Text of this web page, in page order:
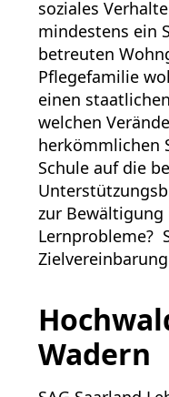
soziales
mindestens ein
betreuten
Pflegefamilie
einen
welchen
herkömmlichen
Schule auf die
zur Bewältigung
Lernprobleme?
Wadern